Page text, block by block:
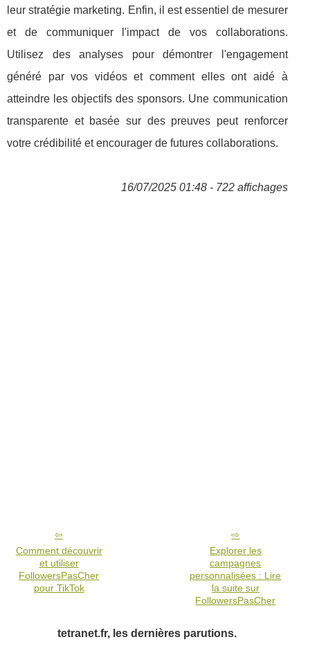
leur stratégie marketing. Enfin, il est essentiel de mesurer
et de communiquer l'impact de vos collaborations.
Utilisez des analyses pour démontrer l'engagement
généré par vos vidéos et comment elles ont aidé à
atteindre les objectifs des sponsors. Une communication
transparente et basée sur des preuves peut renforcer
votre crédibilité et encourager de futures collaborations.
16/07/2025 01:48 - 722 affichages
Comment découvrir
et utiliser
FollowersPasCher
pour TikTok
Explorer les
campagnes
personnalisées : Lire
la suite sur
FollowersPasCher
tetranet.fr, les dernières parutions.